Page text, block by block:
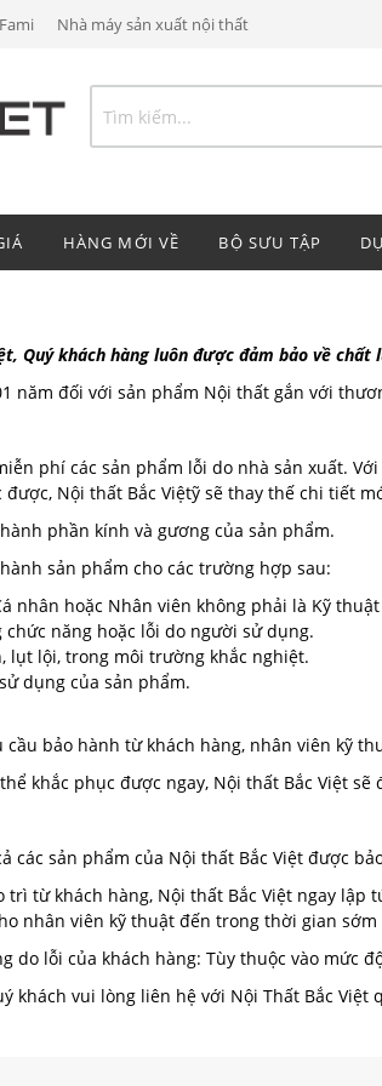
Nhà máy sản xuất nội thất
HÀNG MỚI VỀ BỘ SƯU TẬP
Quý khách hàng luôn được đảm bảo về
năm đối với sản phẩm Nội thất gắn với
phí các sản phẩm lỗi do nhà sản xuất.
Nội thất Bắc Việtỹ sẽ thay thế chi tiết
phần kính và gương của sản phẩm.
sản phẩm cho các trường hợp sau:
nhân hoặc Nhân viên không phải là Kỹ
năng hoặc lỗi do người sử dụng.
lụt lội, trong môi trường khắc nghiệt.
dụng của sản phẩm.
bảo hành từ khách hàng, nhân viên kỹ
khắc phục được ngay, Nội thất Bắc Việt
các sản phẩm của Nội thất Bắc Việt được
từ khách hàng, Nội thất Bắc Việt ngay
nhân viên kỹ thuật đến trong thời gian
do lỗi của khách hàng: Tùy thuộc vào mức
khách vui lòng liên hệ với Nội Thất Bắc Việt